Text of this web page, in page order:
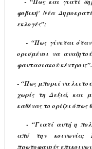
φοβική' Νέα
εκλογές”;
- “Πως γίνεται
ορισμένοι να
φαντασιακού κέντρου;”.
- “Πως μπορεί να
χωρίς τη Δεξιά, και
καθένας το ορίζει όπως
- “Γιατί αυτή η
από την κοινωνία;
πρωτοφανούς